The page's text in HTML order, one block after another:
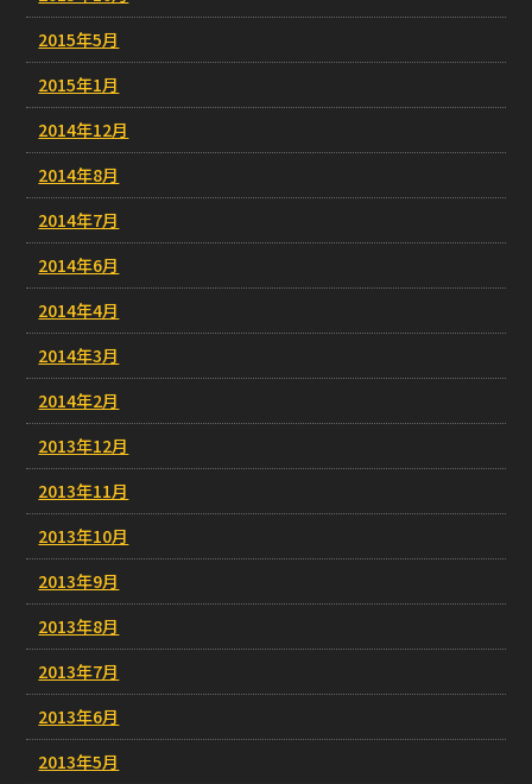
2015年5月
2015年1月
2014年12月
2014年8月
2014年7月
2014年6月
2014年4月
2014年3月
2014年2月
2013年12月
2013年11月
2013年10月
2013年9月
2013年8月
2013年7月
2013年6月
2013年5月